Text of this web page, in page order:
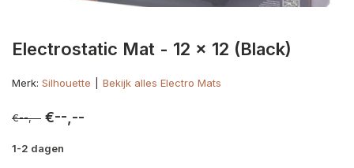
Electrostatic Mat - 12 x 12 (Black)
Merk: Silhouette Bekijk alles Electro Mats
€--,-- €--,--
1-2 dagen